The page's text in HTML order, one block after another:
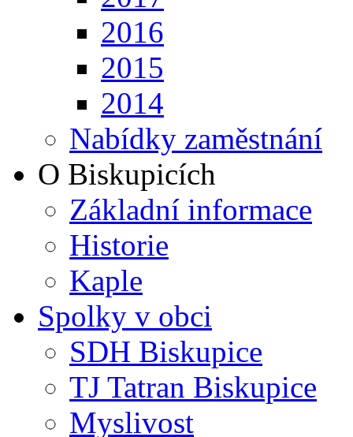
2016
2015
2014
Nabídky zaměstnání
O Biskupicích
Základní informace
Historie
Kaple
Spolky v obci
SDH Biskupice
TJ Tatran Biskupice
Myslivost